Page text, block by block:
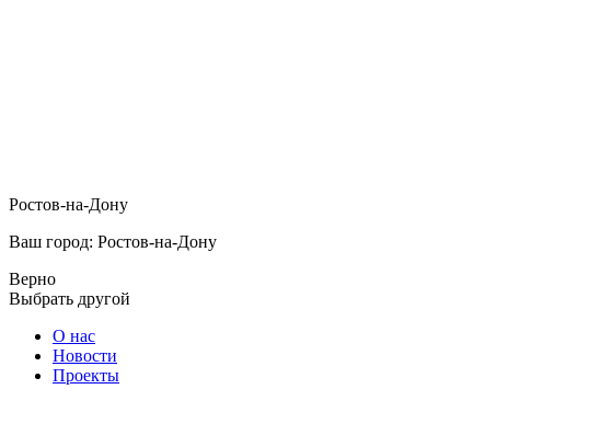
Ростов-на-Дону
Ваш город: Ростов-на-Дону
Верно
Выбрать другой
О нас
Новости
Проекты